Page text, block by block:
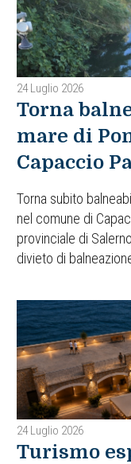
24 Luglio 2026
Torna
mare di
Capaccio
Torna subito
nel comune di
provinciale di
divieto di
24 Luglio 2026
Turismo